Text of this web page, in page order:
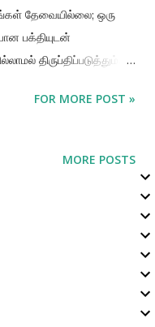
தேவையில்லை; ஒரு
பக்தியுடன்
திருப்திப்படுத்தும்.
வந்தது. இதில்,
ஆச்சாரியர்,
இருப்பதாக
அந்த உணர்வின் பேரில்,
சமர்ப்பித்து,
அழைத்தார். இந்த
நினைவூட்டுகின்றன —
உண்மை, அன்பு
FOR MORE POST »
MORE POSTS